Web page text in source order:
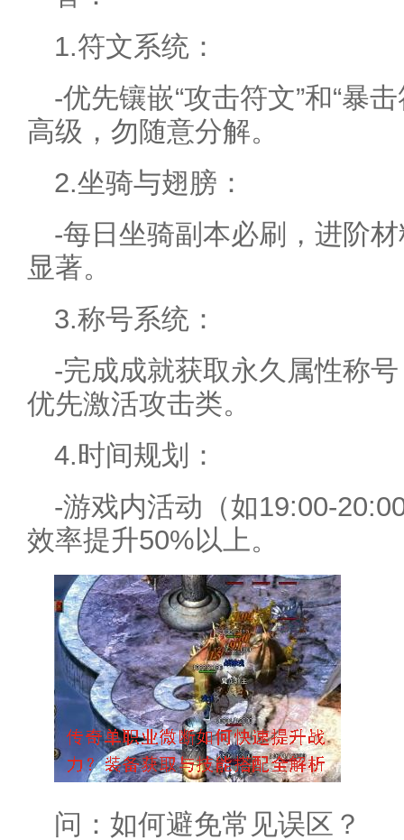
1.符文系统：
-优先镶嵌“攻击符文”和“暴
高级，勿随意分解。
2.坐骑与翅膀：
-每日坐骑副本必刷，进阶
显著。
3.称号系统：
-完成成就获取永久属性称
优先激活攻击类。
4.时间规划：
-游戏内活动（如19:00-
效率提升50%以上。
问：如何避免常见误区？